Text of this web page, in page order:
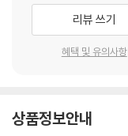
리뷰 쓰기
혜택 및 유의사항
상품정보안내